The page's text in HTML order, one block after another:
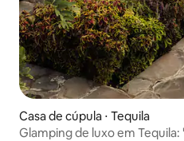
Casa de cúpula ⋅ Tequila
Glamping de luxo em